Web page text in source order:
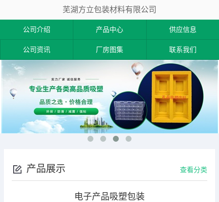
芜湖方立包装材料有限公司
公司介绍 产品中心 供应信息
公司资讯 厂房图集 联系我们
产品展示 查看分类
电子产品吸塑包装